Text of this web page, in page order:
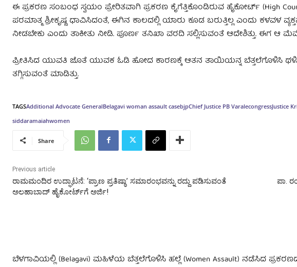
ಈ ಪ್ರಕರಣ ಸಂಬಂಧ ಸ್ವಯಂ ಪ್ರೇರಿತವಾಗಿ ಪ್ರಕರಣ ಕೈಗೆತ್ತಿಕೊಂಡಿರುವ ಹೈಕೋರ್ಟ್ (High
ಪರಮಾತ್ಮ ಶ್ರೀಕೃಷ್ಣ ಧಾವಿಸಿದಂತೆ, ಈಗಿನ ಕಾಲದಲ್ಲಿ ಯಾರು ಕೂಡ ಬರುತ್ತಿಲ್ಲ ಎಂದು ಕಳವಳ
ನೀಡಬೇಕು ಎಂದು ತಾಕೀತು ನೀಡಿ. ಪೂರ್ಣ ತನಿಖಾ ವರದಿ ಸಲ್ಲಿಸುವಂತೆ ಆದೇಶಿತ್ತು. ಈಗ ಆ
ಪ್ರೀತಿಸಿದ ಯುವತಿ ಜೊತೆ ಯುವಕ ಓಡಿ ಹೋದ ಕಾರಣಕ್ಕೆ ಆತನ ತಾಯಿಯನ್ನ ಬೆತ್ತಲೆಗೊಳಿಸಿ
ತಗ್ಗಿಸುವಂತೆ ಮಾಡಿತ್ತು.
TAGSAdditional Advocate GeneralBelagavi woman assault casebjpChief Justice PB VaralecongressJustice
siddaramaiahwomen
Share
Previous article
ರಾಮಮಂದಿರ ಉದ್ಘಾಟನೆ: ‘ಪ್ರಾಣ ಪ್ರತಿಷ್ಠಾ’ ಸಮಾರಂಭವನ್ನು ರದ್ದು ಪಡಿಸುವಂತೆ
ಅಲಹಾಬಾದ್ ಹೈಕೋರ್ಟ್‌ಗೆ ಅರ್ಜಿ!
ಪಾ.
ಬೆಳಗಾವಿಯಲ್ಲಿ (Belagavi) ಮಹಿಳೆಯ ಬೆತ್ತಲೆಗೊಳಿಸಿ ಹಲ್ಲೆ (Women Assault) ನಡೆಸಿದ